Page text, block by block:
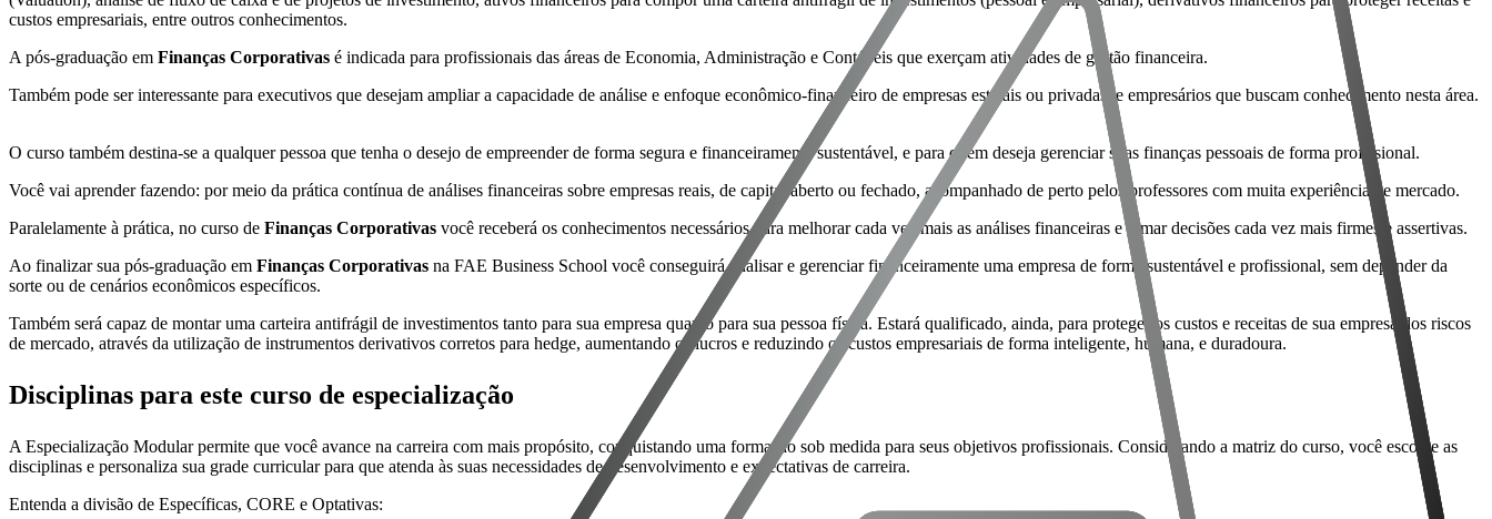
custos empresariais, entre outros conhecimentos.
A pós-graduação em Finanças Corporativas é indicada para profissionais das áreas de Economia, Administração e Contábeis que exerçam atividades de gestão financeira.
Também pode ser interessante para executivos que desejam ampliar a capacidade de análise e enfoque econômico-financeiro de empresas estatais ou privadas, e empresários que buscam conhecimento nesta área.
O curso também destina-se a qualquer pessoa que tenha o desejo de empreender de forma segura e financeiramente sustentável, e para quem deseja gerenciar suas finanças pessoais de forma profissional.
Você vai aprender fazendo: por meio da prática contínua de análises financeiras sobre empresas reais, de capital aberto ou fechado, acompanhado de perto pelos professores com muita experiência de mercado.
Paralelamente à prática, no curso de Finanças Corporativas você receberá os conhecimentos necessários para melhorar cada vez mais as análises financeiras e tomar decisões cada vez mais firmes e assertivas.
Ao finalizar sua pós-graduação em Finanças Corporativas na FAE Business School você conseguirá analisar e gerenciar financeiramente uma empresa de forma sustentável e profissional, sem depender da
sorte ou de cenários econômicos específicos.
Também será capaz de montar uma carteira antifrágil de investimentos tanto para sua empresa quanto para sua pessoa física. Estará qualificado, ainda, para proteger os custos e receitas de sua empresa dos riscos
de mercado, através da utilização de instrumentos derivativos corretos para hedge, aumentando os lucros e reduzindo os custos empresariais de forma inteligente, humana, e duradoura.
Disciplinas para este curso de especialização
A Especialização Modular permite que você avance na carreira com mais propósito, conquistando uma formação sob medida para seus objetivos profissionais. Considerando a matriz do curso, você escolhe as
disciplinas e personaliza sua grade curricular para que atenda às suas necessidades de desenvolvimento e expectativas de carreira.
Entenda a divisão de Específicas, CORE e Optativas: